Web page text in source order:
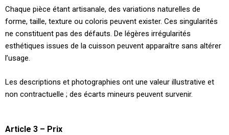
Chaque pièce étant artisanale, des variations naturelles de
forme, taille, texture ou coloris peuvent exister. Ces singularités
ne constituent pas des défauts. De légères irrégularités
esthétiques issues de la cuisson peuvent apparaître sans altérer
l’usage.
Les descriptions et photographies ont une valeur illustrative et
non contractuelle ; des écarts mineurs peuvent survenir.
Article 3 – Prix